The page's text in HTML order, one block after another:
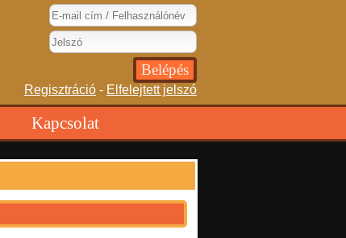
Regisztráció - Elfelejtett jelszó
Kapcsolat